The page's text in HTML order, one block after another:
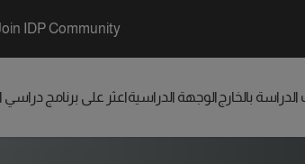
IDP Community
بالخارج الوجهة الدراسيةاعثر على برنامج دراسي